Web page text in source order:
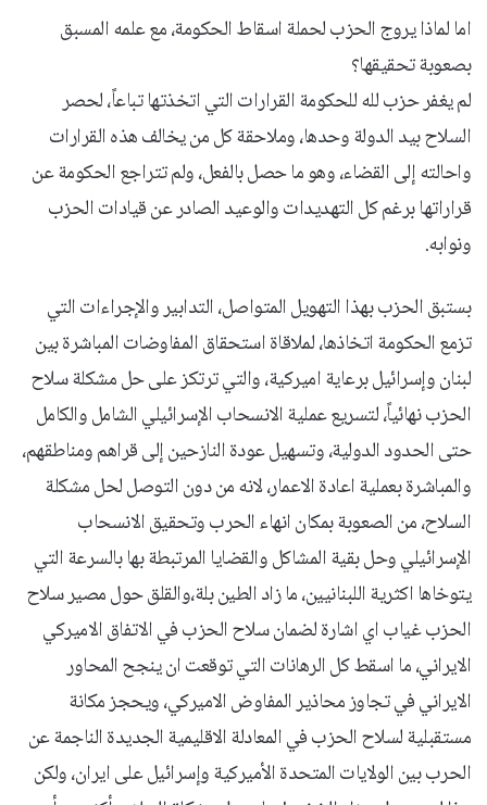
اما لماذا يروج الحزب لحملة اسقاط الحكومة، مع علمه المسبق
بصعوبة تحقيقها؟
لم يغفر حزب لله للحكومة القرارات التي اتخذتها تباعاً، لحصر
السلاح بيد الدولة وحدها، وملاحقة كل من يخالف هذه القرارات
واحالته إلى القضاء، وهو ما حصل بالفعل، ولم تتراجع الحكومة عن
قراراتها برغم كل التهديدات والوعيد الصادر عن قيادات الحزب
ونوابه.
بستبق الحزب بهذا التهويل المتواصل، التدابير والإجراءات التي
تزمع الحكومة اتخاذها، لملاقاة استحقاق المفاوضات المباشرة بين
لبنان وإسرائيل برعاية اميركية، والتي ترتكز على حل مشكلة سلاح
الحزب نهائياً، لتسريع عملية الانسحاب الإسرائيلي الشامل والكامل
حتى الحدود الدولية، وتسهيل عودة النازحين إلى قراهم ومناطقهم،
والمباشرة بعملية اعادة الاعمار، لانه من دون التوصل لحل مشكلة
السلاح، من الصعوبة بمكان انهاء الحرب وتحقيق الانسحاب
الإسرائيلي وحل بقية المشاكل والقضايا المرتبطة بها بالسرعة التي
يتوخاها اكثرية اللبنانيين، ما زاد الطين بلة،والقلق حول مصير سلاح
الحزب غياب اي اشارة لضمان سلاح الحزب في الاتفاق الاميركي
الايراني، ما اسقط كل الرهانات التي توقعت ان ينجح المحاور
الايراني في تجاوز محاذير المفاوض الاميركي، ويحجز مكانة
مستقبلية لسلاح الحزب في المعادلة الاقليمية الجديدة الناجمة عن
الحرب بين الولايات المتحدة الأميركية وإسرائيل على ايران، ولكن